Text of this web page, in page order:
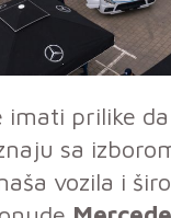
imati prilike
sa
vozila i